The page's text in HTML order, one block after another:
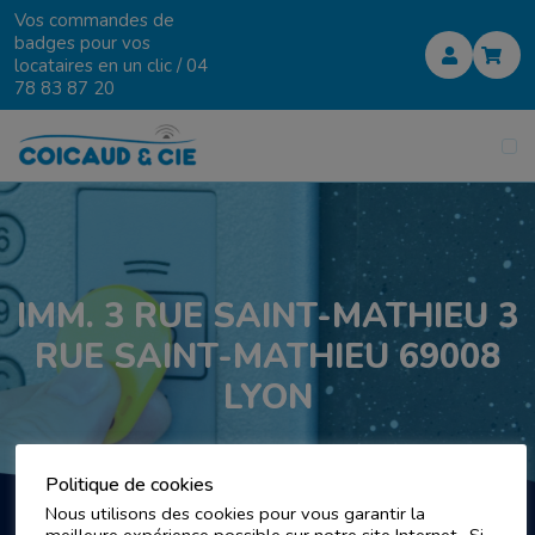
Vos commandes de
badges pour vos
locataires en un clic /04
78 83 87 20
IMM. 3 RUE SAINT-MATHIEU 3
RUE SAINT-MATHIEU 69008
LYON
Politique de cookies
Nous utilisons des cookies pour vous garantir la